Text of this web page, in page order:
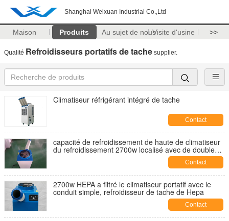
Shanghai Weixuan Industrial Co.,Ltd
Maison Produits Au sujet de nousVisite d'usine >>
Qualité Refroidisseurs portatifs de tache supplier.
Climatiseur réfrigérant intégré de tache
Contact
capacité de refroidissement de haute de climatiseur
du refroidissement 2700w localisé avec de doubles
Contact
2700w HEPA a filtré le climatiseur portatif avec le
conduit simple, refroidisseur de tache de Hepa
Contact